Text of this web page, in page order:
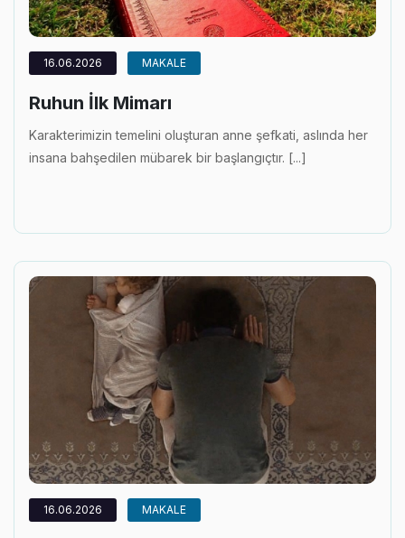
16.06.2026 MAKALE
Ruhun İlk Mimarı
Karakterimizin temelini oluşturan anne şefkati, aslında her
insana bahşedilen mübarek bir başlangıçtır. [...]
16.06.2026 MAKALE